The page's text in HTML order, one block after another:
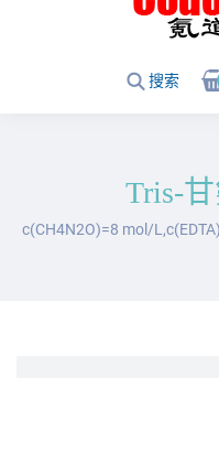
搜索
Tris-
c(CH4N2O)=8 mol/